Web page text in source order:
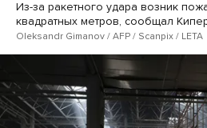
Из-за ракетного удара возник
квадратных метров, сообщал
Oleksandr Gimanov / AFP / Scanpix / LETA